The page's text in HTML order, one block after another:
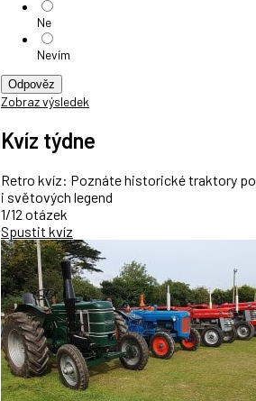
Ne
Nevím
Odpověz
Zobraz výsledek
Kvíz týdne
Retro kvíz: Poznáte historické traktory
i světových legend
1/12 otázek
Spustit kvíz